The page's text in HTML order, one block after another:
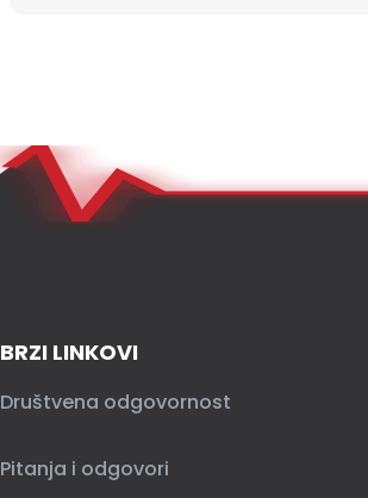
BRZI LINKOVI
Društvena odgovornost
Pitanja i odgovori